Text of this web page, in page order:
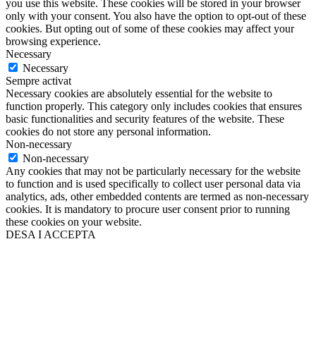
you use this website. These cookies will be stored in your browser
only with your consent. You also have the option to opt-out of these
cookies. But opting out of some of these cookies may affect your
browsing experience.
Necessary
Necessary
Sempre activat
Necessary cookies are absolutely essential for the website to
function properly. This category only includes cookies that ensures
basic functionalities and security features of the website. These
cookies do not store any personal information.
Non-necessary
Non-necessary
Any cookies that may not be particularly necessary for the website
to function and is used specifically to collect user personal data via
analytics, ads, other embedded contents are termed as non-necessary
cookies. It is mandatory to procure user consent prior to running
these cookies on your website.
DESA I ACCEPTA